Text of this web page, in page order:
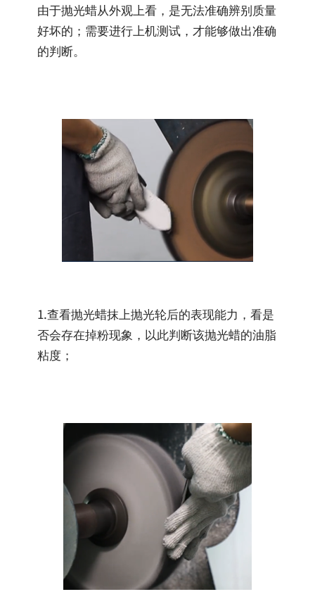
由于抛光蜡从外观上看，是无法准确辨别质量
好坏的；需要进行上机测试，才能够做出准确
的判断。
1.查看抛光蜡抹上抛光轮后的表现能力，看是
否会存在掉粉现象，以此判断该抛光蜡的油脂
粘度；